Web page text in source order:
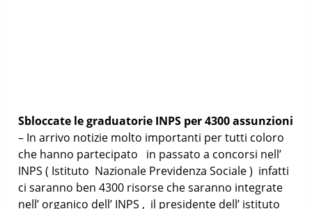
Sbloccate le graduatorie INPS per 4300 assunzioni
– In arrivo notizie molto importanti per tutti coloro
che hanno partecipato in passato a concorsi nell’
INPS ( Istituto Nazionale Previdenza Sociale ) infatti
ci saranno ben 4300 risorse che saranno integrate
nell’ organico dell’ INPS , il presidente dell’ istituto